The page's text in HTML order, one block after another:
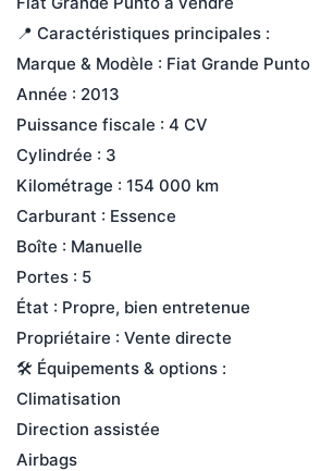
📍 Caractéristiques principales :
Marque & Modèle : Fiat Grande Punto
Année : 2013
Puissance fiscale : 4 CV
Cylindrée : 3
Kilométrage : 154 000 km
Carburant : Essence
Boîte : Manuelle
Portes : 5
État : Propre, bien entretenue
Propriétaire : Vente directe
🛠️ Équipements & options :
Climatisation
Direction assistée
Airbags